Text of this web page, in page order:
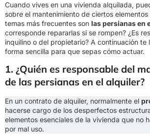
Cuando vives en una vivienda alquilada,
sobre el mantenimiento de ciertos
temas más frecuentes son las persianas en
corresponde repararlas si se rompen? ¿Es
inquilino o del propietario? A continuación te
forma sencilla para que sepas cómo actuar.
1. ¿Quién es responsable del
de las persianas en el alquiler?
En un contrato de alquiler, normalmente el
hacerse cargo de los desperfectos
elementos esenciales de la vivienda que no
por mal uso.